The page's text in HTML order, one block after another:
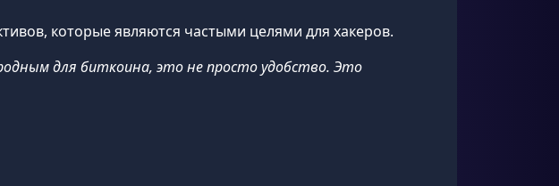
которые являются частыми целями для хакеров.
для биткоина, это не просто удобство. Это